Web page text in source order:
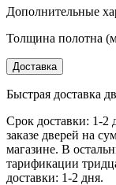
Дополнительные
Толщина полотна
Доставка
Быстрая доставка
Срок доставки: 1-2
заказе дверей на
магазине. В
тарификации
доставки: 1-2 дня.